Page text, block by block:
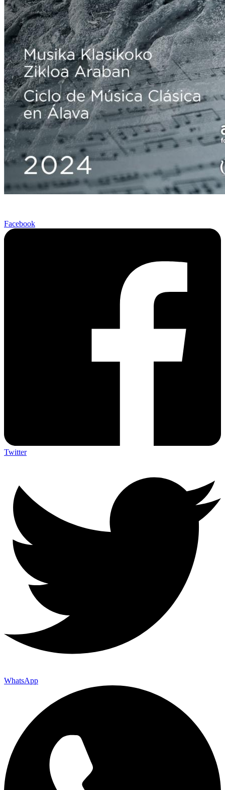
Facebook
Twitter
WhatsApp